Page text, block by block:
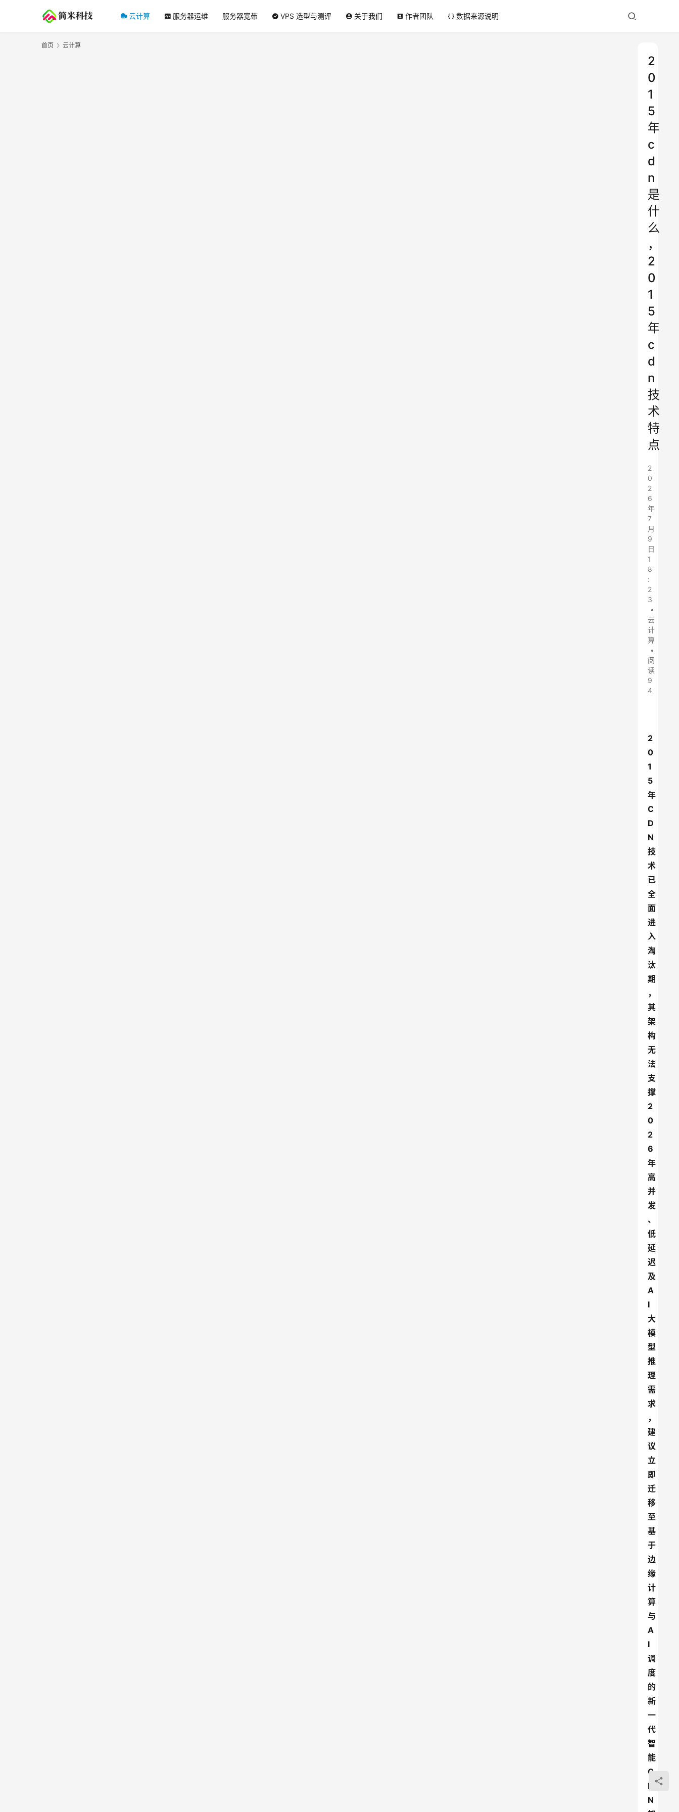
云计算 服务器运维 服务器宽带 VPS 选型与测评 关于我们 作者团队 数据来源说明
首页 云计算
2
0
1
5
年
c
d
n
是
什
么
，
2
0
1
5
年
c
d
n
技
术
特
点
2
0
2
6
年
7
月
9
日
1
8
:
2
3
•
云
计
算
•
阅
读
9
4
2
0
1
5
年
C
D
N
技
术
已
全
面
进
入
淘
汰
期
，
其
架
构
无
法
支
撑
2
0
2
6
年
高
并
发
、
低
延
迟
及
A
I
大
模
型
推
理
需
求
，
建
议
立
即
迁
移
至
基
于
边
缘
计
算
与
A
I
调
度
的
新
一
代
智
能
C
D
N